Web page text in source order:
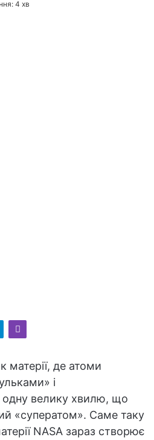
4 хв
матерії, де атоми
і
велику хвилю, що
«суператом». Саме таку
NASA зараз створює